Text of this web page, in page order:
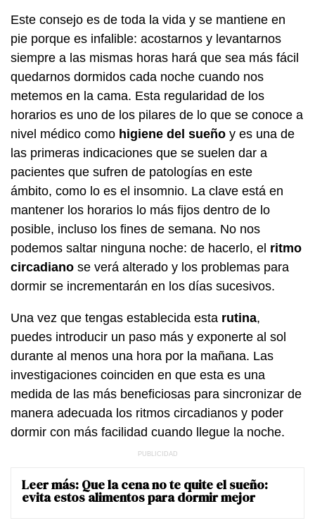
Este consejo es de toda la vida y se mantiene en
pie porque es infalible: acostarnos y levantarnos
siempre a las mismas horas hará que sea más fácil
quedarnos dormidos cada noche cuando nos
metemos en la cama. Esta regularidad de los
horarios es uno de los pilares de lo que se conoce a
nivel médico como higiene del sueño y es una de
las primeras indicaciones que se suelen dar a
pacientes que sufren de patologías en este
ámbito, como lo es el insomnio. La clave está en
mantener los horarios lo más fijos dentro de lo
posible, incluso los fines de semana. No nos
podemos saltar ninguna noche: de hacerlo, el ritmo
circadiano se verá alterado y los problemas para
dormir se incrementarán en los días sucesivos.
Una vez que tengas establecida esta rutina,
puedes introducir un paso más y exponerte al sol
durante al menos una hora por la mañana. Las
investigaciones coinciden en que esta es una
medida de las más beneficiosas para sincronizar de
manera adecuada los ritmos circadianos y poder
dormir con más facilidad cuando llegue la noche.
Leer más: Que la cena no te quite el sueño:
evita estos alimentos para dormir mejor